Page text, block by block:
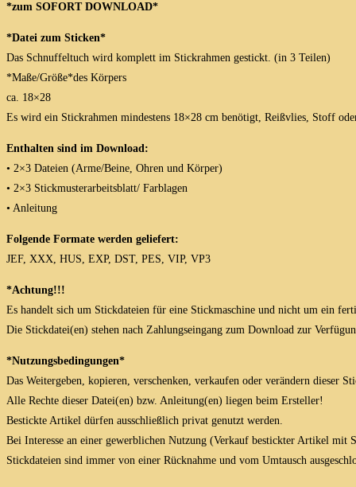
*zum SOFORT DOWNLOAD*
*Datei zum Sticken*
Das Schnuffeltuch wird komplett im Stickrahmen gestickt. (in 3 Teilen)
*Maße/Größe*des Körpers
ca. 18×28
Es wird ein Stickrahmen mindestens 18×28 cm benötigt, Reißvlies, Stoff
Enthalten sind im Download:
• 2×3 Dateien (Arme/Beine, Ohren und Körper)
• 2×3 Stickmusterarbeitsblatt/ Farblagen
• Anleitung
Folgende Formate werden geliefert:
JEF, XXX, HUS, EXP, DST, PES, VIP, VP3
*Achtung!!!
Es handelt sich um Stickdateien für eine Stickmaschine und nicht um ein
Die Stickdatei(en) stehen nach Zahlungseingang zum Download zur
*Nutzungsbedingungen*
Das Weitergeben, kopieren, verschenken, verkaufen oder verändern dieser
Alle Rechte dieser Datei(en) bzw. Anleitung(en) liegen beim Ersteller!
Bestickte Artikel dürfen ausschließlich privat genutzt werden.
Bei Interesse an einer gewerblichen Nutzung (Verkauf bestickter Artikel
Stickdateien sind immer von einer Rücknahme und vom Umtausch